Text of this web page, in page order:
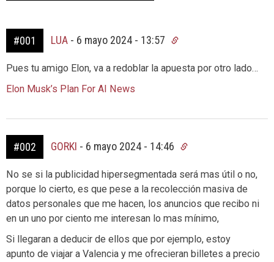
#001 LUA - 6 mayo 2024 - 13:57
Pues tu amigo Elon, va a redoblar la apuesta por otro lado…
Elon Musk’s Plan For AI News
#002 GORKI - 6 mayo 2024 - 14:46
No se si la publicidad hipersegmentada será mas útil o no,
porque lo cierto, es que pese a la recolección masiva de
datos personales que me hacen, los anuncios que recibo ni
en un uno por ciento me interesan lo mas mínimo,
Si llegaran a deducir de ellos que por ejemplo, estoy
apunto de viajar a Valencia y me ofrecieran billetes a precio